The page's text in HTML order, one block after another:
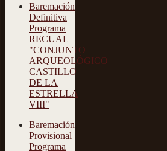
Baremación
Definitiva
Programa
RECUAL
"CONJUNTO
ARQUEOLÓGICO
CASTILLO
DE LA
ESTRELLA
VIII"
Baremación
Provisional
Programa